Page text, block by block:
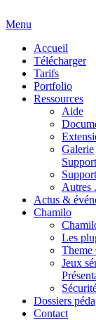
Menu
Accueil
Télécharger
Tarifs
Portfolio
Ressources
Aide
Galerie
Autres
Actus &
Chamilo
Les
Theme
Jeux
Dossiers
Contact